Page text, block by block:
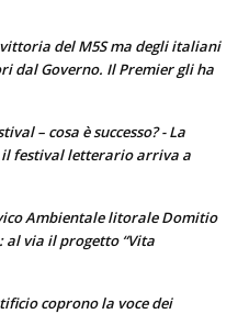
del M5S ma degli italiani
dal Governo. Il Premier gli ha
– cosa è successo? - La
festival letterario arriva a
Ambientale litorale Domitio
al via il progetto “Vita
coprono la voce dei